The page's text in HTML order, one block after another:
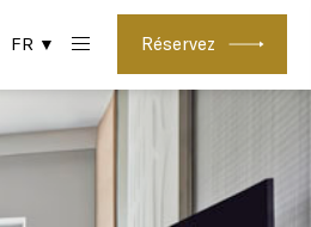
Réservez
FR ▼